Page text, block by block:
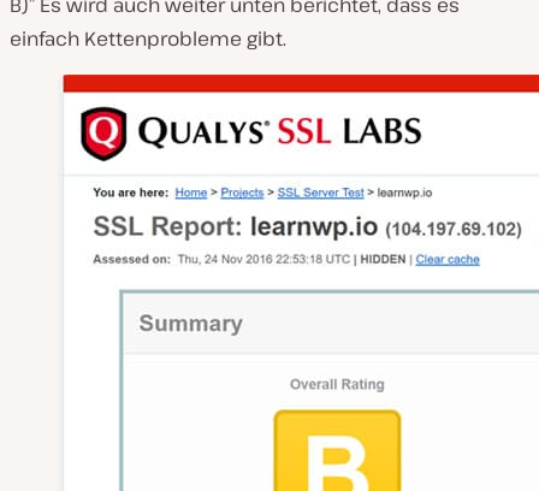
einfach Kettenprobleme gibt.